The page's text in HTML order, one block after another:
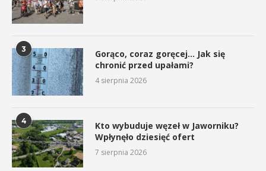
3
Gorąco, coraz goręcej… Jak się
chronić przed upałami?
4 sierpnia 2026
4
Kto wybuduje węzeł w Jaworniku?
Wpłynęło dziesięć ofert
7 sierpnia 2026